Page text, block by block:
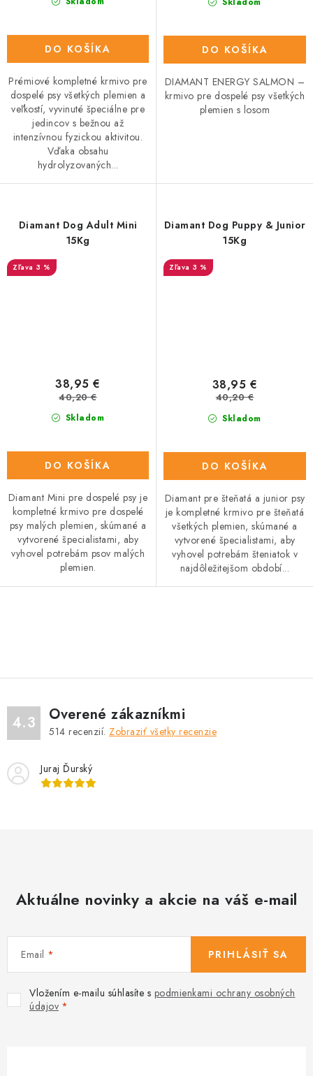
DO KOŠÍKA
Prémiové kompletné krmivo pre
dospelé psy všetkých plemien a
veľkostí, vyvinuté špeciálne pre
jedincov s bežnou až
intenzívnou fyzickou aktivitou.
Vďaka obsahu
hydrolyzovaných...
DO KOŠÍKA
DIAMANT ENERGY SALMON –
krmivo pre dospelé psy všetkých
plemien s losom
Diamant Dog Adult Mini
15Kg
3 %
Skladom
38,95 €
40,20 €
DO KOŠÍKA
Diamant Mini pre dospelé psy je
kompletné krmivo pre dospelé
psy malých plemien, skúmané a
vytvorené špecialistami, aby
vyhovel potrebám psov malých
plemien.
Diamant Dog Puppy & Junior
15Kg
3 %
Skladom
38,95 €
40,20 €
DO KOŠÍKA
Diamant pre šteňatá a junior psy
je kompletné krmivo pre šteňatá
všetkých plemien, skúmané a
vytvorené špecialistami, aby
vyhovel potrebám šteniatok v
najdôležitejšom období...
á
d
a
c
e
i
u
4.3 Overené zákazníkmi
514 recenzií. Zobraziť všetky recenzie
Juraj Ďurský
Aktuálne novinky a akcie na váš e-mail
Email
Vložením e-mailu súhlasíte s podmienkami ochrany osobných
údajov
PRIHLÁSIŤ SA